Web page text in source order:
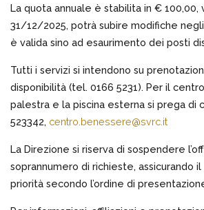
La quota annuale è stabilita in € 100,00,
31/12/2025, potrà subire modifiche
è valida sino ad esaurimento dei posti
Tutti i servizi si intendono su
disponibilità (tel. 0166 5231). Per il
palestra e la piscina esterna si prega di
523342, centro.benessere@svrc.it
La Direzione si riserva di sospendere
soprannumero di richieste, assicurando
priorità secondo l’ordine di